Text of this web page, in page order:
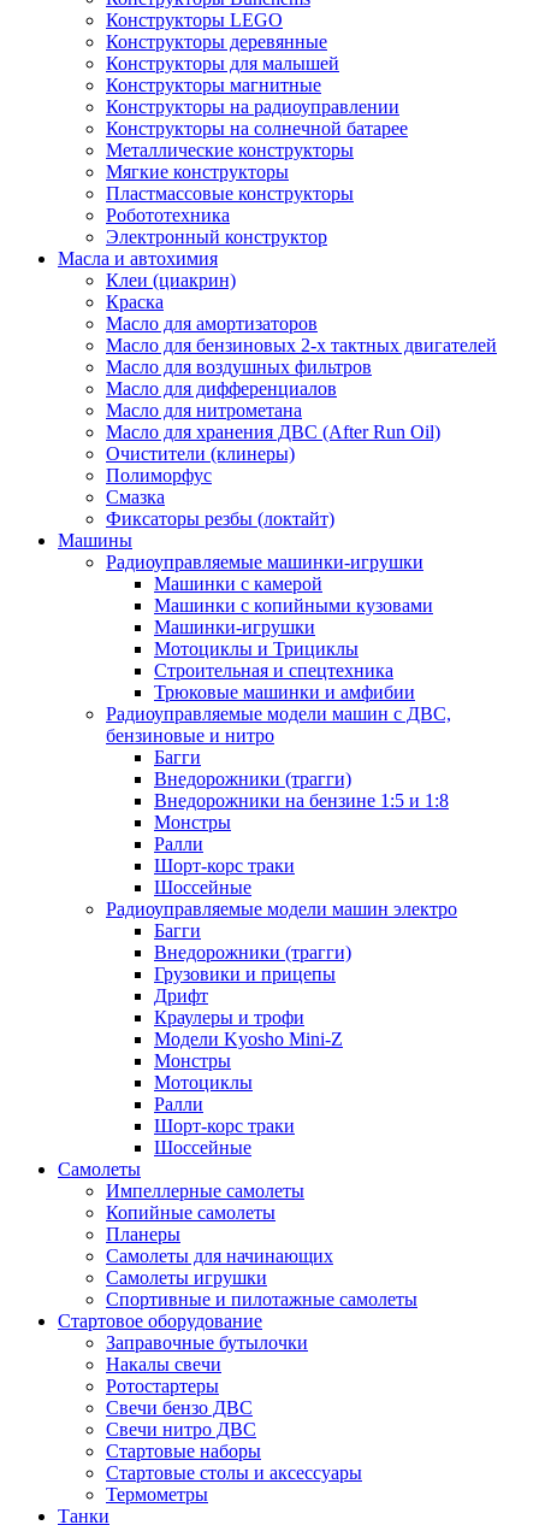
Конструкторы LEGO
Конструкторы деревянные
Конструкторы для малышей
Конструкторы магнитные
Конструкторы на радиоуправлении
Конструкторы на солнечной батарее
Металлические конструкторы
Мягкие конструкторы
Пластмассовые конструкторы
Робототехника
Электронный конструктор
Масла и автохимия
Клеи (циакрин)
Краска
Масло для амортизаторов
Масло для бензиновых 2-х тактных двигателей
Масло для воздушных фильтров
Масло для дифференциалов
Масло для нитрометана
Масло для хранения ДВС (After Run Oil)
Очистители (клинеры)
Полиморфус
Смазка
Фиксаторы резбы (локтайт)
Машины
Радиоуправляемые машинки-игрушки
Машинки с камерой
Машинки с копийными кузовами
Машинки-игрушки
Мотоциклы и Трициклы
Строительная и спецтехника
Трюковые машинки и амфибии
Радиоуправляемые модели машин с ДВС,
бензиновые и нитро
Багги
Внедорожники (трагги)
Внедорожники на бензине 1:5 и 1:8
Монстры
Ралли
Шорт-корс траки
Шоссейные
Радиоуправляемые модели машин электро
Багги
Внедорожники (трагги)
Грузовики и прицепы
Дрифт
Краулеры и трофи
Модели Kyosho Mini-Z
Монстры
Мотоциклы
Ралли
Шорт-корс траки
Шоссейные
Самолеты
Импеллерные самолеты
Копийные самолеты
Планеры
Самолеты для начинающих
Самолеты игрушки
Спортивные и пилотажные самолеты
Стартовое оборудование
Заправочные бутылочки
Накалы свечи
Ротостартеры
Свечи бензо ДВС
Свечи нитро ДВС
Стартовые наборы
Стартовые столы и аксессуары
Термометры
Танки